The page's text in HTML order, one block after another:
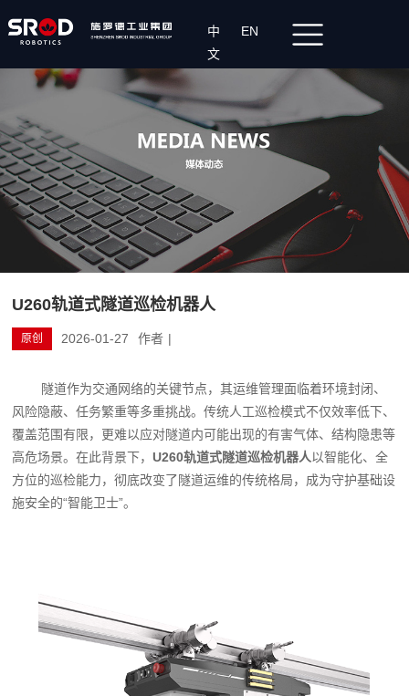
中
文
EN
U260轨道式隧道巡检机器人
原创 2026-01-27 作者 |
隧道作为交通网络的关键节点，其运维管理面临着环境封闭、
风险隐蔽、任务繁重等多重挑战。传统人工巡检模式不仅效率低下、
覆盖范围有限，更难以应对隧道内可能出现的有害气体、结构隐患等
高危场景。在此背景下，U260轨道式隧道巡检机器人以智能化、全
方位的巡检能力，彻底改变了隧道运维的传统格局，成为守护基础设
施安全的“智能卫士”。